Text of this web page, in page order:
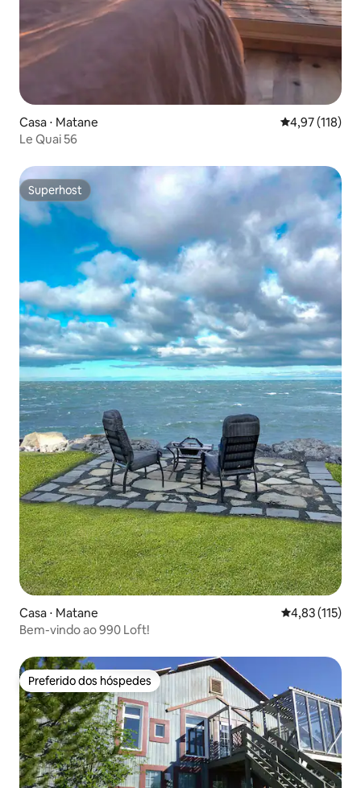
Casa ⋅ Matane 4,97 de uma
4,97 (118)
Le Quai 56
Superhost
Superhost
Casa ⋅ Matane 4,83 de uma
4,83 (115)
Bem-vindo ao 990 Loft!
Preferido dos hóspedes
Preferido dos hóspedes